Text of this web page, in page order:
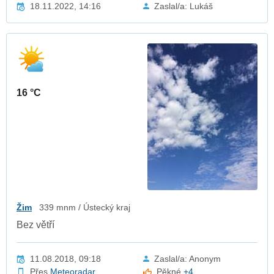
18.11.2022, 14:16 Zaslal/a: Lukáš
16 °C
Žim 339 mnm / Ústecký kraj
Bez větří
11.08.2018, 09:18
Zaslal/a: Anonym
Přes Meteoradar Pěkné+4